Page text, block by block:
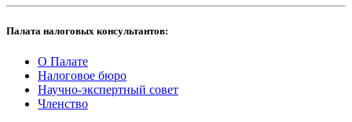
Палата налоговых консультантов:
О Палате
Налоговое бюро
Научно-экспертный совет
Членство